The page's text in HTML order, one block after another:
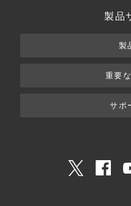
製品
製
重要
サポ